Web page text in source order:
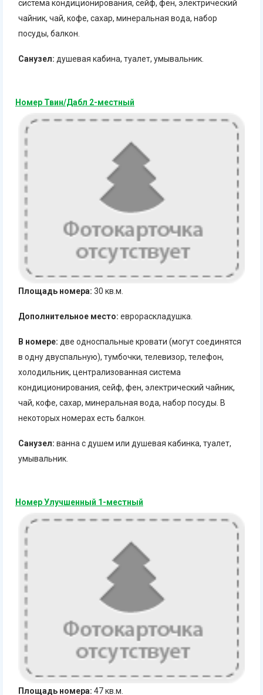
система кондиционирования, сейф, фен, электрический
чайник, чай, кофе, сахар, минеральная вода, набор
посуды, балкон.
Санузел: душевая кабина, туалет, умывальник.
Номер Твин/Дабл 2-местный
Площадь номера: 30 кв.м.
Дополнительное место: еврораскладушка.
В номере: две односпальные кровати (могут соединятся
в одну двуспальную), тумбочки, телевизор, телефон,
холодильник, централизованная система
кондиционирования, сейф, фен, электрический чайник,
чай, кофе, сахар, минеральная вода, набор посуды. В
некоторых номерах есть балкон.
Санузел: ванна с душем или душевая кабинка, туалет,
умывальник.
Номер Улучшенный 1-местный
Площадь номера: 47 кв.м.